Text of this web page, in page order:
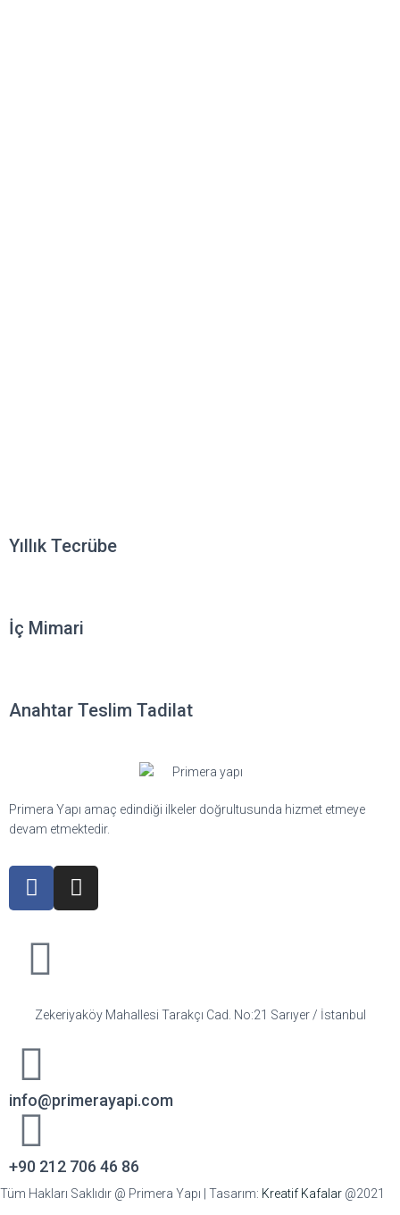
Yıllık Tecrübe
İç Mimari
Anahtar Teslim Tadilat
Primera Yapı amaç edindiği ilkeler doğrultusunda hizmet etmeye
devam etmektedir.
Zekeriyaköy Mahallesi Tarakçı Cad. No:21 Sarıyer / İstanbul
info@primerayapi.com
+90 212 706 46 86
Tüm Hakları Saklıdır @ Primera Yapı | Tasarım: Kreatif Kafalar @2021